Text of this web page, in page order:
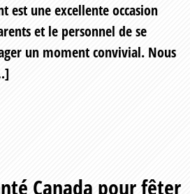
est une excellente occasion
et le personnel de se
un moment convivial. Nous
Canada pour fêter